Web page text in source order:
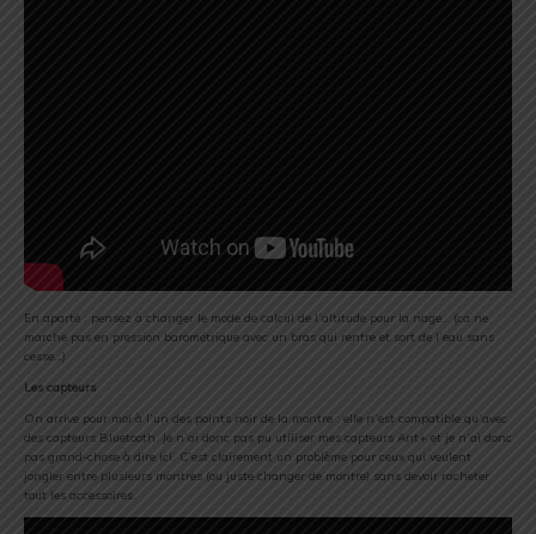
En aparté : pensez à changer le mode de calcul de l’altitude pour la nage… (ca ne
marche pas en pression barométrique avec un bras qui rentre et sort de l’eau sans
cesse…)
Les capteurs
On arrive pour moi à l’un des points noir de la montre : elle n’est compatible qu’avec
des capteurs Bluetooth. Je n’ai donc pas pu utiliser mes capteurs Ant+ et je n’ai donc
pas grand-chose à dire ici. C’est clairement un problème pour ceux qui veulent
jongler entre plusieurs montres (ou juste changer de montre) sans devoir racheter
tout les accessoires.